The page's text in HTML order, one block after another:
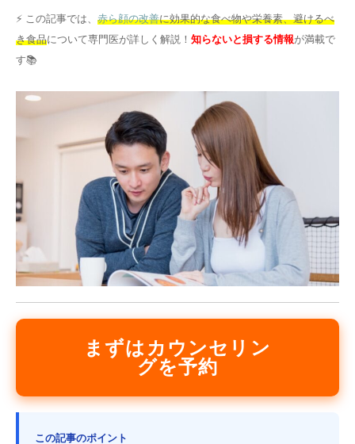
⚡ この記事では、 赤ら顔の改善に効果的な食べ物や栄養素、避けるべ
き食品について専門医が詳しく解説！ 知らないと損する情報が満載で
す📚
まずはカウンセリン
グを予約
この記事のポイント
简体中文 한국어 日本語 Español